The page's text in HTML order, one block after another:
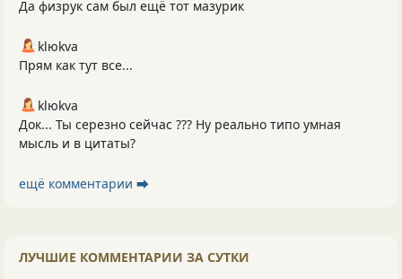
Да физрук сам был ещё тот мазурик
klюkva
Прям как тут все...
klюkva
Док... Ты серезно сейчас ??? Ну реально типо умная
мысль и в цитаты?
ещё комментарии ⮕
ЛУЧШИЕ КОММЕНТАРИИ ЗА СУТКИ